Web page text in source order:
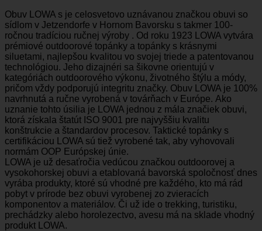
Obuv LOWA s je celosvetovo uznávanou značkou obuvi so
sídlom v Jetzendorfe v Hornom Bavorsku s takmer 100-
ročnou tradíciou ručnej výroby . Od roku 1923 LOWA vytvára
prémiové outdoorové topánky a topánky s krásnymi
siluetami, najlepšou kvalitou vo svojej triede a patentovanou
technológiou. Jeho dizajnéri sa šikovne orientujú v
kategóriách outdoorového výkonu, životného štýlu a módy,
pričom vždy podporujú integritu značky. Obuv LOWA je 100%
navrhnutá a ručne vyrobená v továrňach v Európe. Ako
uznanie tohto úsilia je LOWA jednou z mála značiek obuvi,
ktorá získala štatút ISO 9001 pre najvyššiu kvalitu
konštrukcie a štandardov procesov. Taktické topánky s
certifikáciou LOWA sú tiež vyrobené tak, aby vyhovovali
normám OOP Európskej únie.
LOWA je už desaťročia vedúcou značkou outdoorovej a
vysokohorskej obuvi a etablovaná bavorská spoločnosť dnes
vyrába produkty, ktoré sú vhodné pre každého, kto má rád
pobyt v prírode bez obuvi vyrobenej zo zvieracích
komponentov a materiálov. Či už ide o trekking, turistiku,
prechádzky alebo horolezectvo, avesu má na sklade vhodný
produkt LOWA.